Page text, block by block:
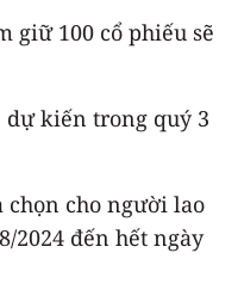
giữ 100 cổ phiếu sẽ
dự kiến trong quý 3
chọn cho người lao
2024 đến hết ngày